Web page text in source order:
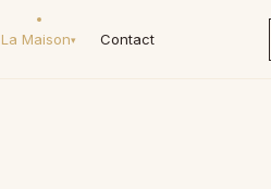
La Maison▾ Contact